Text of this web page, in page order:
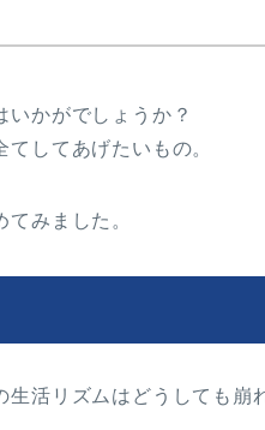
いかがでしょうか？
してあげたいもの。
みました。
活リズムはどうしても崩